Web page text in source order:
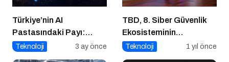
Türkiye’nin AI
Pastasındaki Payı:
Üretici mi, Tüketici mi?
Teknoloji 3 ay önce
TBD, 8. Siber Güvenlik
Ekosisteminin
Geliştirilmesi Zirvesi’ni
Teknoloji 1 yıl önce